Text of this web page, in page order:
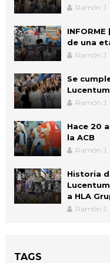
Ramón J.
de una
Ramón J.
Se
Ramón J.
Hace 20
la ACB
Ramón J.
Historia
a HLA
Ramón J.
TAGS